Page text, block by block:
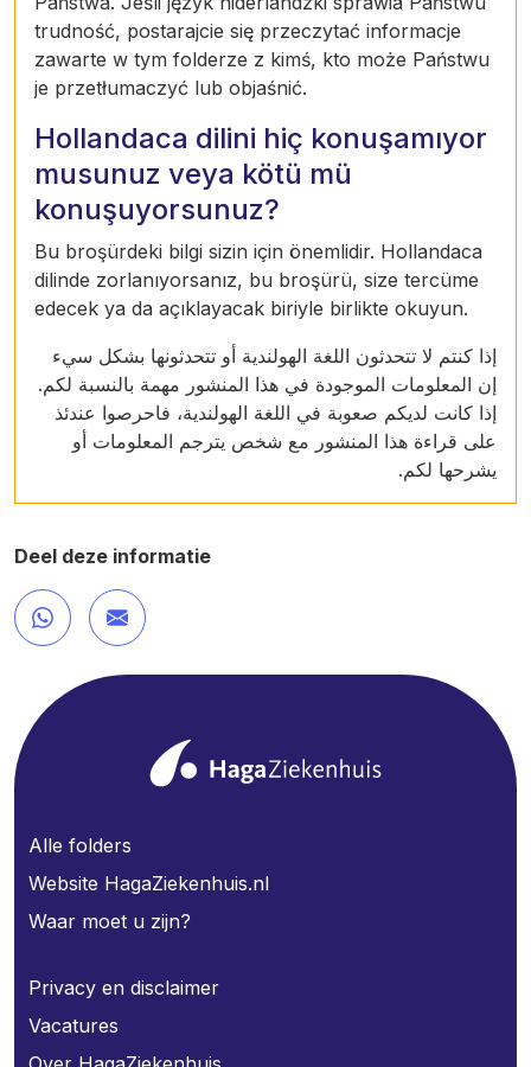
trudność, postarajcie się przeczytać informacje
zawarte w tym folderze z kimś, kto może Państwu
je przetłumaczyć lub objaśnić.
Hollandaca dilini hiç konuşamıyor
musunuz veya kötü mü
konuşuyorsunuz?
Bu broşürdeki bilgi sizin için önemlidir. Hollandaca
dilinde zorlanıyorsanız, bu broşürü, size tercüme
edecek ya da açıklayacak biriyle birlikte okuyun.
إذا كنتم لا تتحدثون اللغة الهولندية أو تتحدثونها بشكل سيء
إن المعلومات الموجودة في هذا المنشور مهمة بالنسبة لكم.
إذا كانت لديكم صعوبة في اللغة الهولندية، فاحرصوا عندئذ
على قراءة هذا المنشور مع شخص يترجم المعلومات أو
يشرحها لكم.
Deel deze informatie
Alle folders
Website HagaZiekenhuis.nl
Waar moet u zijn?
Privacy en disclaimer
Vacatures